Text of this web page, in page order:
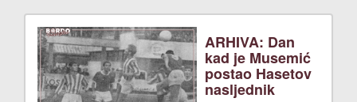
ARHIVA: Dan
kad je Musemić
postao Hasetov
nasljednik